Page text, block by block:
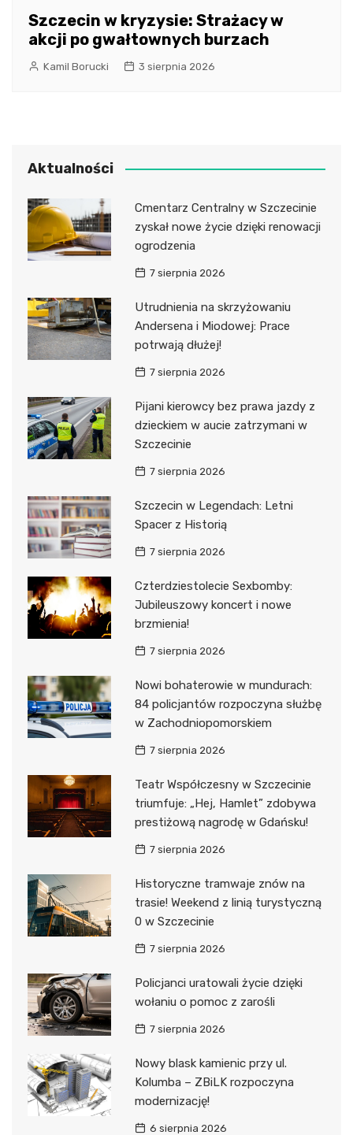
Szczecin w kryzysie: Strażacy w
akcji po gwałtownych burzach
Kamil Borucki 3 sierpnia 2026
Aktualności
Cmentarz Centralny w Szczecinie
zyskał nowe życie dzięki renowacji
ogrodzenia
7 sierpnia 2026
Utrudnienia na skrzyżowaniu
Andersena i Miodowej: Prace
potrwają dłużej!
7 sierpnia 2026
Pijani kierowcy bez prawa jazdy z
dzieckiem w aucie zatrzymani w
Szczecinie
7 sierpnia 2026
Szczecin w Legendach: Letni
Spacer z Historią
7 sierpnia 2026
Czterdziestolecie Sexbomby:
Jubileuszowy koncert i nowe
brzmienia!
7 sierpnia 2026
Nowi bohaterowie w mundurach:
84 policjantów rozpoczyna służbę
w Zachodniopomorskiem
7 sierpnia 2026
Teatr Współczesny w Szczecinie
triumfuje: „Hej, Hamlet” zdobywa
prestiżową nagrodę w Gdańsku!
7 sierpnia 2026
Historyczne tramwaje znów na
trasie! Weekend z linią turystyczną
0 w Szczecinie
7 sierpnia 2026
Policjanci uratowali życie dzięki
wołaniu o pomoc z zarośli
7 sierpnia 2026
Nowy blask kamienic przy ul.
Kolumba – ZBiLK rozpoczyna
modernizację!
6 sierpnia 2026